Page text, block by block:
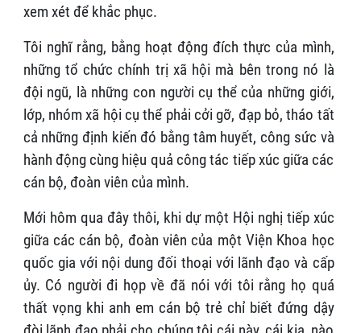
xem xét để khắc phục.
Tôi nghĩ rằng, bằng hoạt động đích thực của mình,
những tổ chức chính trị xã hội mà bên trong nó là
đội ngũ, là những con người cụ thể của những giới,
lớp, nhóm xã hội cụ thể phải cởi gỡ, đạp bỏ, tháo tất
cả những định kiến đó bằng tâm huyết, công sức và
hành động cùng hiệu quả công tác tiếp xúc giữa các
cán bộ, đoàn viên của mình.
Mới hôm qua đây thôi, khi dự một Hội nghị tiếp xúc
giữa các cán bộ, đoàn viên của một Viện Khoa học
quốc gia với nội dung đối thoại với lãnh đạo và cấp
ủy. Có người đi họp về đã nói với tôi rằng họ quá
thất vọng khi anh em cán bộ trẻ chỉ biết đứng dậy